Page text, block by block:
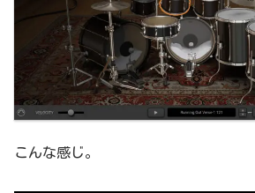
こんな感じ。